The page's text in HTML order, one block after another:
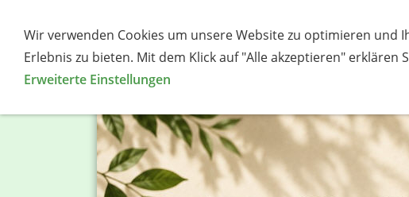
Root-Produkte
Wir verwenden Cookies um unsere Website zu optimieren und
Erlebnis zu bieten. Mit dem Klick auf "Alle akzeptieren" erklären
Erweiterte Einstellungen